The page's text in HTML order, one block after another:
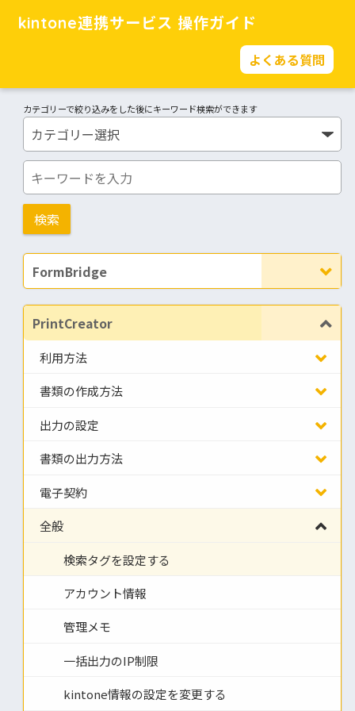
kintone連携サービス 操作ガイド
よくある質問
カテゴリーで絞り込みをした後にキーワード検索ができます
FormBridge
PrintCreator
利用方法
書類の作成方法
出力の設定
書類の出力方法
電子契約
全般
検索タグを設定する
アカウント情報
管理メモ
一括出力のIP制限
kintone情報の設定を変更する